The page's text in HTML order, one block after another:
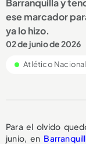
Barranquilla y
ese marcador
ya lo hizo.
02 de junio de 2026
Atlético Nacional
Para el olvido
junio, en